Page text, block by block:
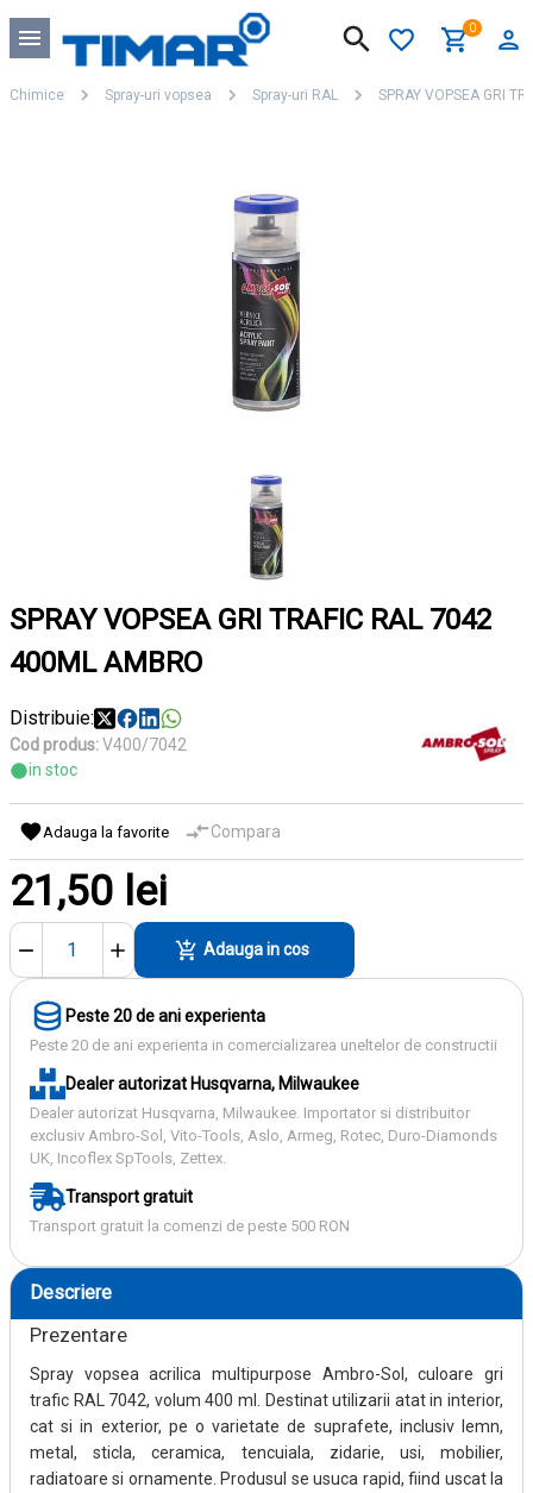
0
Chimice Spray-uri vopsea Spray-uri RAL SPRAY VOPSEA GRI
SPRAY VOPSEA GRI TRAFIC RAL 7042
400ML AMBRO
Distribuie:
Cod produs:V400/7042
in stoc
Adauga la favorite Compara
21,50 lei
Adauga in cos
Peste 20 de ani experienta
Peste 20 de ani experienta in comercializarea uneltelor de constructii
Dealer autorizat Husqvarna, Milwaukee
Dealer autorizat Husqvarna, Milwaukee. Importator si distribuitor
exclusiv Ambro-Sol, Vito-Tools, Aslo, Armeg, Rotec, Duro-Diamonds
UK, Incoflex SpTools, Zettex.
Transport gratuit
Transport gratuit la comenzi de peste 500 RON
Descriere
Prezentare
Spray vopsea acrilica multipurpose Ambro-Sol, culoare gri
trafic RAL 7042, volum 400 ml. Destinat utilizarii atat in interior,
cat si in exterior, pe o varietate de suprafete, inclusiv lemn,
metal, sticla, ceramica, tencuiala, zidarie, usi, mobilier,
radiatoare si ornamente. Produsul se usuca rapid, fiind uscat la